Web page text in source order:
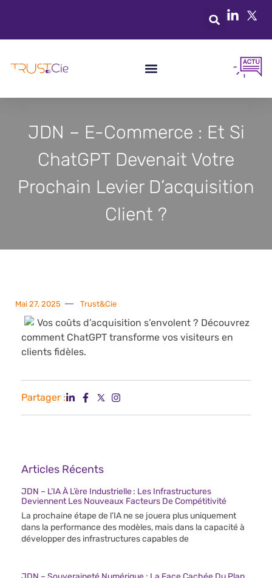
JDN – E-Commerce : Et Si
ChatGPT Devenait Votre
Prochain Levier D’acquisition
Client ?
Mai 27, 2025 Trust&Cie
Vos coûts d’acquisition s’envolent ? Découvrez
comment ChatGPT transforme vos visiteurs en
clients fidèles.
Partager :
Articles Récents
JDN – L’IA À L’ère Industrielle : Les Infrastructures
Deviennent Les Nouveaux Facteurs De Compétitivité
La prochaine étape de l’IA ne se jouera plus uniquement
dans la performance des modèles, mais dans la capacité à
développer des infrastructures capables de